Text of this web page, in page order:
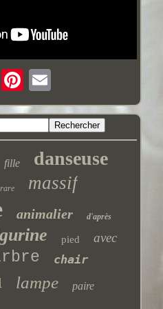
fille danseuse
rare massif
animalier d'après
pied avec
chair
lampe paire